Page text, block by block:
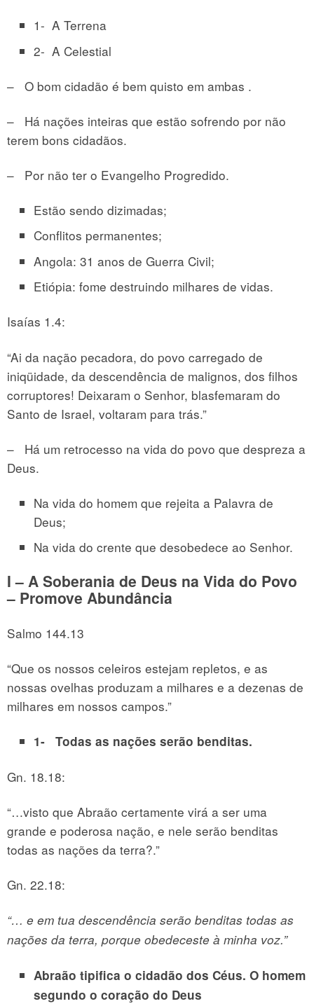
1- A Terrena
2- A Celestial
– O bom cidadão é bem quisto em ambas .
– Há nações inteiras que estão sofrendo por não
terem bons cidadãos.
– Por não ter o Evangelho Progredido.
Estão sendo dizimadas;
Conflitos permanentes;
Angola: 31 anos de Guerra Civil;
Etiópia: fome destruindo milhares de vidas.
Isaías 1.4:
“Ai da nação pecadora, do povo carregado de
iniqüidade, da descendência de malignos, dos filhos
corruptores! Deixaram o Senhor, blasfemaram do
Santo de Israel, voltaram para trás.”
– Há um retrocesso na vida do povo que despreza a
Deus.
Na vida do homem que rejeita a Palavra de
Deus;
Na vida do crente que desobedece ao Senhor.
I – A Soberania de Deus na Vida do Povo
– Promove Abundância
Salmo 144.13
“Que os nossos celeiros estejam repletos, e as
nossas ovelhas produzam a milhares e a dezenas de
milhares em nossos campos.”
1- Todas as nações serão benditas.
Gn. 18.18:
“…visto que Abraão certamente virá a ser uma
grande e poderosa nação, e nele serão benditas
todas as nações da terra?.”
Gn. 22.18:
“… e em tua descendência serão benditas todas as
nações da terra, porque obedeceste à minha voz.”
Abraão tipifica o cidadão dos Céus. O homem
segundo o coração do Deus